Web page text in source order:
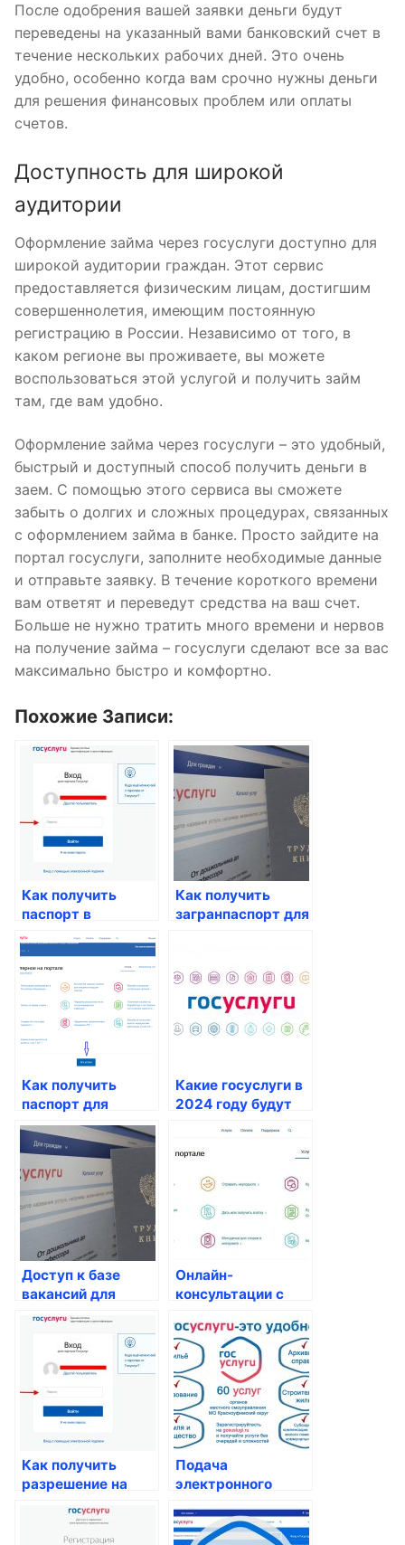
После одобрения вашей заявки деньги будут
переведены на указанный вами банковский счет в
течение нескольких рабочих дней. Это очень
удобно, особенно когда вам срочно нужны деньги
для решения финансовых проблем или оплаты
счетов.
Доступность для широкой
аудитории
Оформление займа через госуслуги доступно для
широкой аудитории граждан. Этот сервис
предоставляется физическим лицам, достигшим
совершеннолетия, имеющим постоянную
регистрацию в России. Независимо от того, в
каком регионе вы проживаете, вы можете
воспользоваться этой услугой и получить займ
там, где вам удобно.
Оформление займа через госуслуги – это удобный,
быстрый и доступный способ получить деньги в
заем. С помощью этого сервиса вы сможете
забыть о долгих и сложных процедурах, связанных
с оформлением займа в банке. Просто зайдите на
портал госуслуги, заполните необходимые данные
и отправьте заявку. В течение короткого времени
вам ответят и переведут средства на ваш счет.
Больше не нужно тратить много времени и нервов
на получение займа – госуслуги сделают все за вас
максимально быстро и комфортно.
Похожие Записи:
Как получить
паспорт в
электронном виде
для граждан
России
Как получить
загранпаспорт для
Как получить
паспорт для
ребенка
Какие госуслуги в
2024 году будут
Доступ к базе
вакансий для
российских
граждан: как
получить нужную
информацию
Онлайн-
консультации с
врачами:
доступные
госуслуги для
россиян
Как получить
разрешение на
перепланировку
квартиры
Подача
электронного
справки о
состоянии